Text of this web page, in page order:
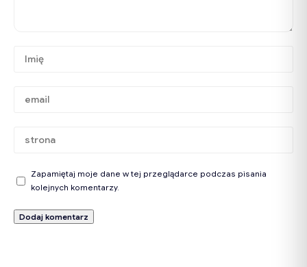
Zapamiętaj moje dane w tej przeglądarce podczas pisania
kolejnych komentarzy.